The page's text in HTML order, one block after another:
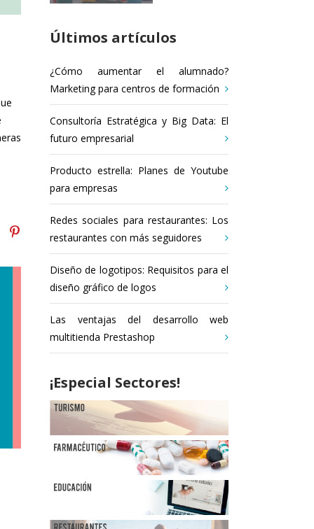
Últimos artículos
¿Cómo aumentar el alumnado?
Marketing para centros de formación
Consultoría Estratégica y Big Data: El
futuro empresarial
Producto estrella: Planes de Youtube
para empresas
Redes sociales para restaurantes: Los
restaurantes con más seguidores
Diseño de logotipos: Requisitos para el
diseño gráfico de logos
Las ventajas del desarrollo web
multitienda Prestashop
¡Especial Sectores!